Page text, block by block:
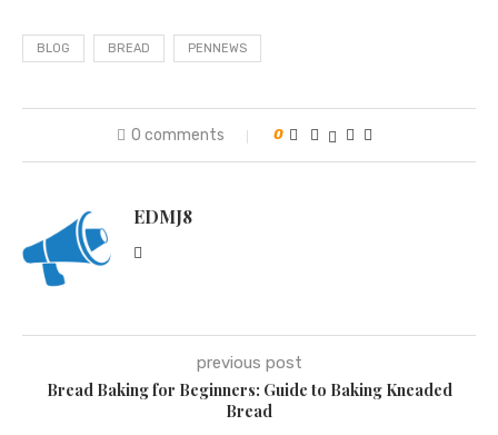
BLOG BREAD PENNEWS
0 comments 0
EDMJ8
previous post
Bread Baking for Beginners: Guide to Baking Kneaded
Bread